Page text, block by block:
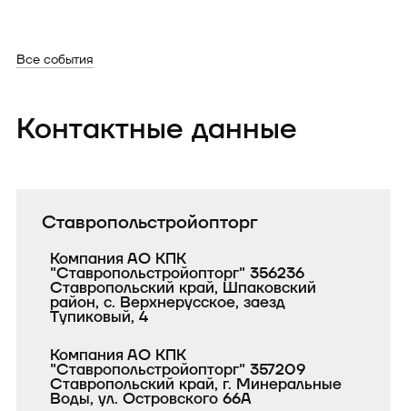
Все события
Контактные данные
Ставропольстройопторг
Компания АО КПК
"Ставропольстройопторг" 356236
Ставропольский край, Шпаковский
район, с. Верхнерусское, заезд
Тупиковый, 4
Компания АО КПК
"Ставропольстройопторг" 357209
Ставропольский край, г. Минеральные
Воды, ул. Островского 66А